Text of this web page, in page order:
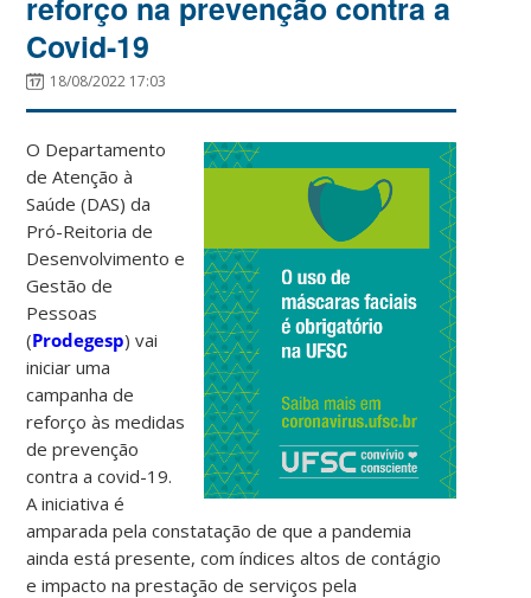
Covid-19
18/08/2022 17:03
O Departamento
de Atenção à
Saúde (DAS) da
Pró-Reitoria de
Desenvolvimento e
Gestão de
Pessoas
(Prodegesp) vai
iniciar uma
campanha de
reforço às medidas
de prevenção
contra a covid-19.
A iniciativa é
amparada pela constatação de que a pandemia
ainda está presente, com índices altos de contágio
e impacto na prestação de serviços pela